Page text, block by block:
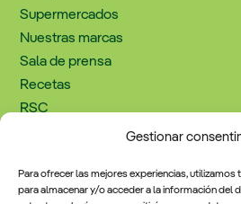
Gestionar
Para ofrecer las mejores experiencias,
para almacenar y/o acceder a la información del
Supermercados
Nuestras marcas
Sala de prensa
Recetas
RSC
Trabaja con nosotros